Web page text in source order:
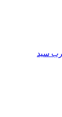
سيد